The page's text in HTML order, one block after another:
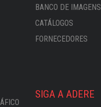
BANCO DE IMAGENS
CATÁLOGOS
FORNECEDORES
SIGA A ADERE